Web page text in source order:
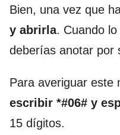
Bien, una vez que
y abrirla. Cuando
deberías anotar por
Para averiguar este
escribir *#06# y
15 dígitos.